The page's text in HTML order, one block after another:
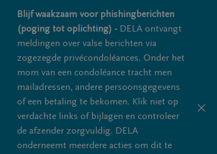
Blijf waakzaam voor phishingberichten
(poging tot oplichting) - DELA ontvangt
meldingen over valse berichten via
zogezegde privécondoléances. Onder het
mom van een condoléance tracht men
mailadressen, andere persoonsgegevens
of een betaling te bekomen. Klik niet op
verdachte links of bijlagen en controleer
de afzender zorgvuldig. DELA
onderneemt meerdere acties om dit te